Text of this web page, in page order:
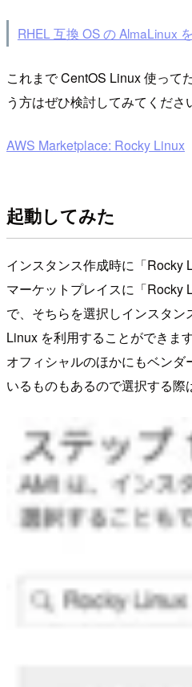
RHEL 互換 OS の AlmaLinux
これまで CentOS Linux 使って
う方はぜひ検討してみてくださ
AWS Marketplace: Rocky Linux
起動してみた
インスタンス作成時に「Rocky
マーケットプレイスに「Rocky
で、そちらを選択しインスタ
Linux を利用することができます
オフィシャルのほかにもベン
いるものもあるので選択する際